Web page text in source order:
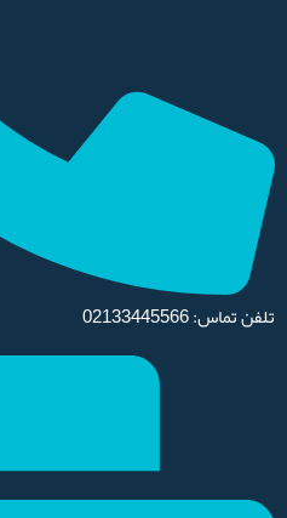
تلفن تماس: 02133445566